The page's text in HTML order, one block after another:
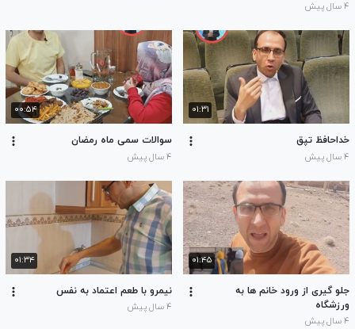
۴ سال پیش
۰۱:۳۱
خداحافظ تپق
۴ سال پیش
۰۰:۵۴
سوالات سمی ماه رمضان
۴ سال پیش
۰۱:۴۵
جلو گیری از ورود خانم ها به
ورزشگاه
۴ سال پیش
۰۱:۳۴
نیمرو با طعم اعتماد به نفس
۴ سال پیش